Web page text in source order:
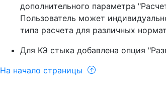
дополнительного параметра
Пользователь может
типа расчета для различных
Для КЭ стыка добавлена опция
На начало страницы